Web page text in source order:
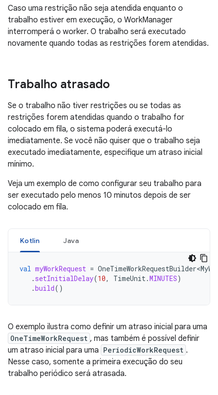
Caso uma restrição não seja atendida enquanto o
trabalho estiver em execução, o WorkManager
interromperá o worker. O trabalho será executado
novamente quando todas as restrições forem atendidas.
Trabalho atrasado
Se o trabalho não tiver restrições ou se todas as
restrições forem atendidas quando o trabalho for
colocado em fila, o sistema poderá executá-lo
imediatamente. Se você não quiser que o trabalho seja
executado imediatamente, especifique um atraso inicial
mínimo.
Veja um exemplo de como configurar seu trabalho para
ser executado pelo menos 10 minutos depois de ser
colocado em fila.
Kotlin Java
val myWorkRequest =
. setInitialDelay(10, TimeUnit.MINUTES)
.build()
O exemplo ilustra como definir um atraso inicial para uma
OneTimeWorkRequest , mas também é possível definir
um atraso inicial para uma PeriodicWorkRequest .
Nesse caso, somente a primeira execução do seu
trabalho periódico será atrasada.